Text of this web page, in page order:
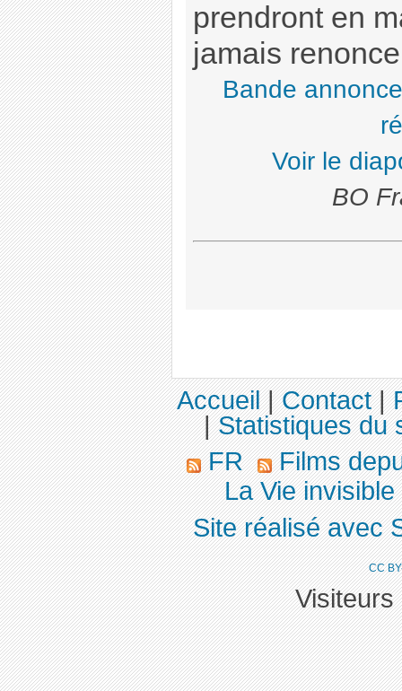
prendront en
jamais
Bande annonce
Voir le
BO
Accueil|Contact|
|Statistiques du
FR
Films
La Vie invisible
Site réalisé avec
CC